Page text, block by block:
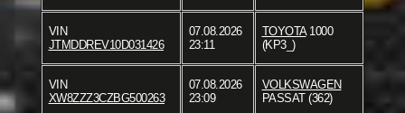
VIN
JTMDDREV10D031426
07.08.2026
23:11
TOYOTA1000
(KP3_)
VIN
XW8ZZZ3CZBG500263
07.08.2026
23:09
VOLKSWAGEN
PASSAT (362)